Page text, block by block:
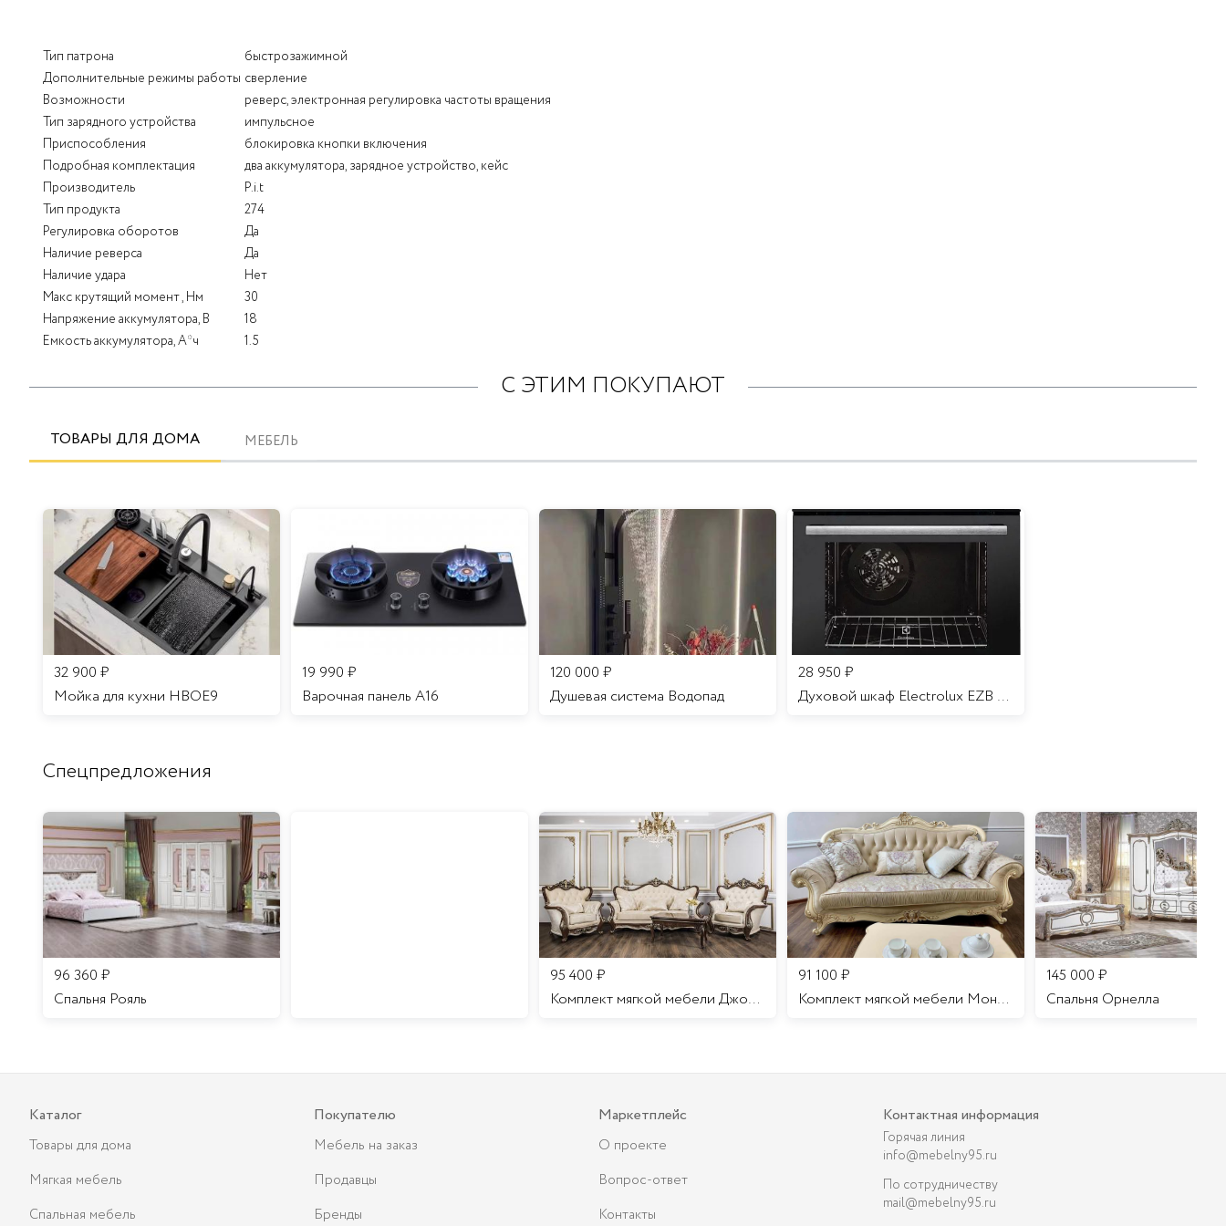
Тип патрона
быстрозажимной
Дополнительные режимы работы сверление
Возможности
реверс, электронная регулировка частоты вращения
Тип зарядного устройства
импульсное
Приспособления
блокировка кнопки включения
Подробная комплектация
два аккумулятора, зарядное устройство, кейс
Производитель
P.i.t
Тип продукта
274
Регулировка оборотов
Да
Наличие реверса
Да
Наличие удара
Нет
Макс крутящий момент , Нм
30
Напряжение аккумулятора, В
18
Емкость аккумулятора, А*ч
1.5
С ЭТИМ ПОКУПАЮТ
ТОВАРЫ ДЛЯ ДОМА МЕБЕЛЬ
32 900 ₽
Мойка для кухни HBOE9
19 990 ₽
Варочная панель A16
120 000 ₽
Душевая система Водопад
28 950 ₽
Духовой шкаф Electrolux EZB 52410 AK
Спецпредложения
96 360 ₽
Спальня Рояль
95 400 ₽
Комплект мягкой мебели Джоконда
91 100 ₽
Комплект мягкой мебели Мона Лиза
145 000 ₽
Cпальня Орнелла
Каталог
Товары для дома
Мягкая мебель
Спальная мебель
Покупателю
Мебель на заказ
Продавцы
Бренды
Маркетплейс
О проекте
Вопрос-ответ
Контакты
Контактная информация
Горячая линия
info@mebelny95.ru
По сотрудничеству
mail@mebelny95.ru